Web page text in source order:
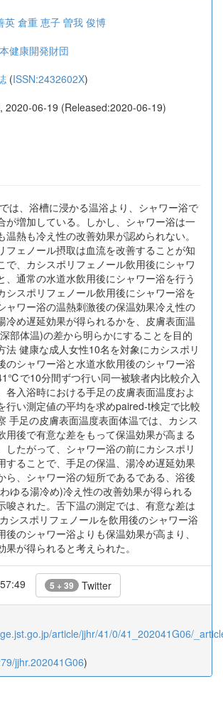
英倉重 恵子 曽我 俊博
健康開発財団
(ISSN:2432602X)
2020-06-19 (Released:2020-06-19)
は、浴槽に浸かる温浴より、シャワー浴で
が増加している。しかし、シャワー浴は一
温熱も冷え性の改善効果が認められない。
フェノール摂取は血流を改善することが知
で、カシスポリフェノール飲用後にシャワ
、通常の水道水飲用後にシャワー浴を行う
シスポリフェノール飲用後にシャワー浴を
ャワー浴の温熱刺激後の保温効果冷え性の
冷め遅延効果が得られるかを、皮膚表面温
部体温)の差から明らかにすることを目的
法 健康な成人女性10名を対象にカシスポリ
のシャワー浴と水道水飲用後のシャワー浴
で10分間ずつ行い同一被験者内比較介入
各入浴時における手足の皮膚表面温度およ
行い測定値の平均を求めpaired-t検定で比較
手足の皮膚表面温度表面体温では、カシス
用後で有意な差をもって保温効果が高まる
したがって、シャワー浴の前にカシスポリ
することで、手足の保温、湯冷め遅延効果
ら、シャワー浴の短所であるである、浴後
ゆる湯冷め)冷え性の改善効果が得られる
唆された。舌下温の測定では、有意な差は
シスポリフェノールを飲用後のシャワー浴
後のシャワー浴よりも保温効果が高まり、
が得られると考えられた。
5 + 39 Twitter
article/jjhr/41/0/41_202041G06/
jjhr.202041G06)